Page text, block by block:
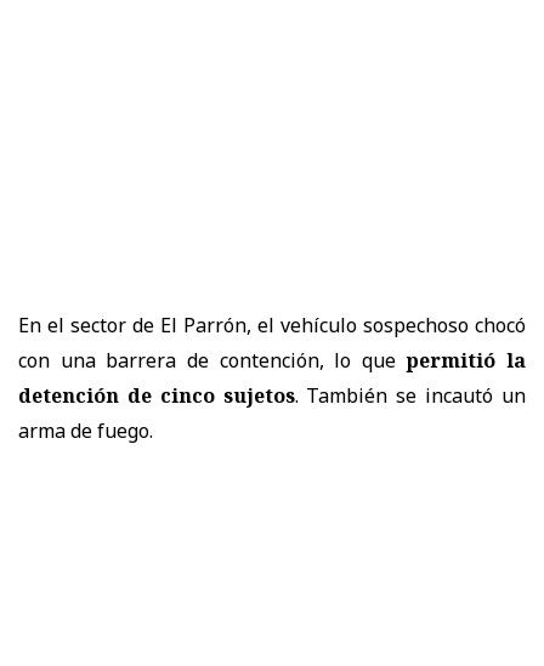
En el sector de El Parrón, el vehículo sospechoso chocó
con una barrera de contención, lo quepermitió la
detención de cinco sujetos. También se incautó un
arma de fuego.